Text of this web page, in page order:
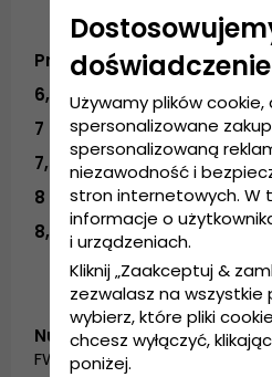
Przewodnik po rozmiarach:
6,5
- 16,2 cm
7 - 17,5 cm
7,5
- 18,7 cm
8
- 20 cm
8,5
- 21,2 cm
Numer artykułu:
FW_70917601.green
doświadczenie
Używamy plików
spersonalizowane
spersonalizowaną
niezawodność i
stron internetowych. W
informacje o
i urządzeniach.
Kliknij „Zaakceptuj &
zezwalasz na wszystkie
wybierz, które pliki
chcesz wyłączyć,
poniżej.